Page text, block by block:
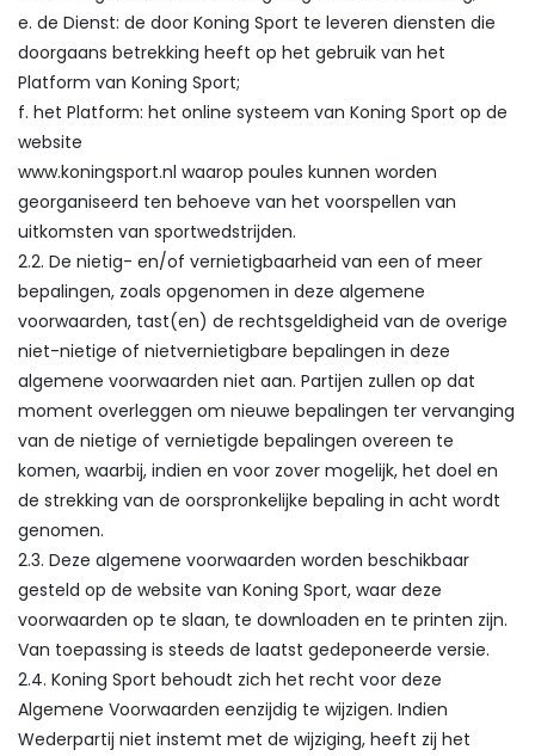
e. de Dienst: de door Koning Sport te leveren diensten die
doorgaans betrekking heeft op het gebruik van het
Platform van Koning Sport;
f. het Platform: het online systeem van Koning Sport op de
website
www.koningsport.nl waarop poules kunnen worden
georganiseerd ten behoeve van het voorspellen van
uitkomsten van sportwedstrijden.
2.2. De nietig- en/of vernietigbaarheid van een of meer
bepalingen, zoals opgenomen in deze algemene
voorwaarden, tast(en) de rechtsgeldigheid van de overige
niet-nietige of nietvernietigbare bepalingen in deze
algemene voorwaarden niet aan. Partijen zullen op dat
moment overleggen om nieuwe bepalingen ter vervanging
van de nietige of vernietigde bepalingen overeen te
komen, waarbij, indien en voor zover mogelijk, het doel en
de strekking van de oorspronkelijke bepaling in acht wordt
genomen.
2.3. Deze algemene voorwaarden worden beschikbaar
gesteld op de website van Koning Sport, waar deze
voorwaarden op te slaan, te downloaden en te printen zijn.
Van toepassing is steeds de laatst gedeponeerde versie.
2.4. Koning Sport behoudt zich het recht voor deze
Algemene Voorwaarden eenzijdig te wijzigen. Indien
Wederpartij niet instemt met de wijziging, heeft zij het